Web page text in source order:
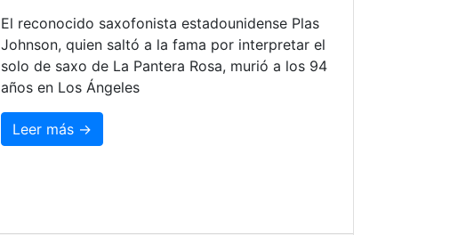
El reconocido saxofonista estadounidense Plas
Johnson, quien saltó a la fama por interpretar el
solo de saxo de La Pantera Rosa, murió a los 94
años en Los Ángeles
Leer más →